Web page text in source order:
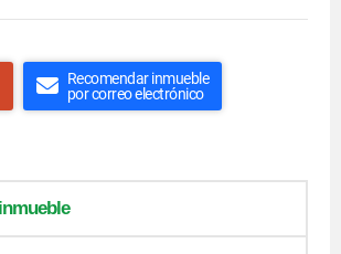
Recomendar inmueble
por correo electrónico